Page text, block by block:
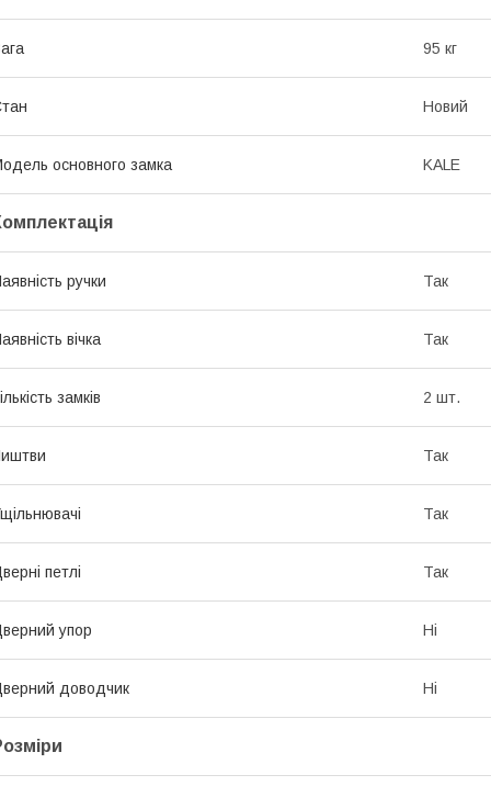
95 кг
Новий
основного замка KALE
ручки Так
вічка Так
замків 2 шт.
Так
Так
петлі Так
упор Ні
доводчик Ні